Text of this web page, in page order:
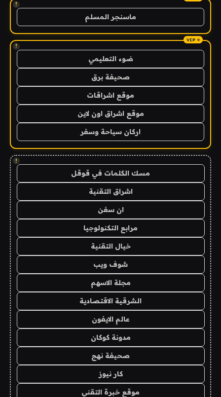
!
ماسنجر المسلم
!
ضوء التعليمي
صحيفة برق
موقع اشراقات
موقع اشراق اون لاين
اركان سياحة وسفر
!
مسك الكلمات في قوقل
اشراق التقنية
ان سفن
مرابع التكنولوجيا
خيال التقنية
شوف ويب
مجلة الاسهم
الشرقية الاقتصادية
عالم الايفون
مدونة كوكان
صحيفة نهج
كار نيوز
موقع خبرة التقني